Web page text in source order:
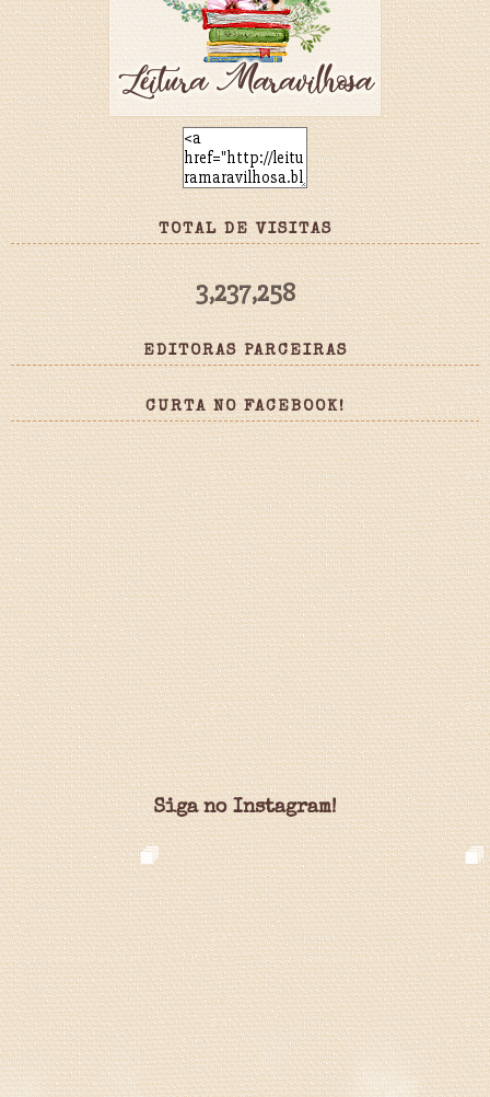
TOTAL DE VISITAS
3,237,258
EDITORAS PARCEIRAS
CURTA NO FACEBOOK!
Siga no Instagram!